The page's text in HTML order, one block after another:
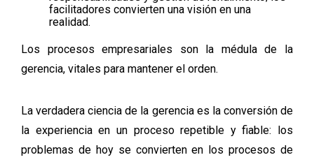
facilitadores convierten una visión en una
realidad.
Los procesos empresariales son la médula de la
gerencia, vitales para mantener el orden.
La verdadera ciencia de la gerencia es la conversión de
la experiencia en un proceso repetible y fiable: los
problemas de hoy se convierten en los procesos de